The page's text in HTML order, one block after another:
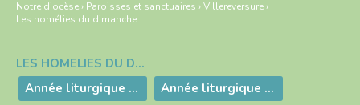
Notre diocèse › Paroisses et sanctuaires ›Villereversure ›
Les homélies du dimanche
Navigation
LES HOMÉLIES DU DIMANCHE
Année liturgique 2025 - 2026
Année liturgique 2024 - 2025